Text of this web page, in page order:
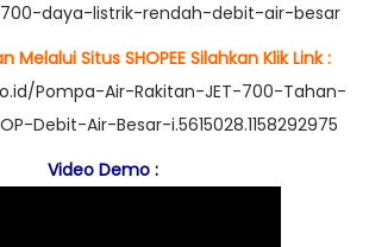
daya-listrik-rendah-debit-air-besar
Melalui Situs SHOPEE Silahkan Klik Link :
Pompa-Air-Rakitan-JET-700-Tahan-
Debit-Air-Besar-i.5615028.1158292975
Video Demo :